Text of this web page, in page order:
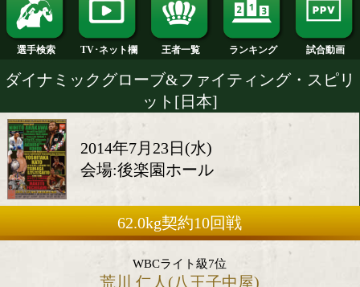
TV･ネット欄 王者一覧
ダイナミックグローブ&ファイティング
ット[日本]
2014年7月23日(水)
会場:後楽園ホール